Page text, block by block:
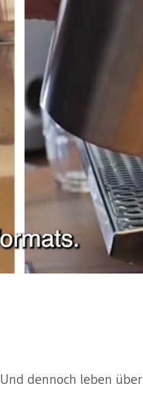
Und dennoch leben über